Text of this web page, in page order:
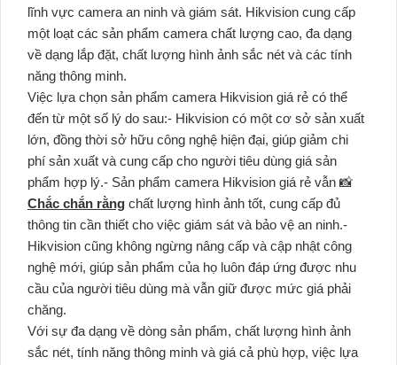
lĩnh vực camera an ninh và giám sát. Hikvision cung cấp
một loạt các sản phẩm camera chất lượng cao, đa dạng
về dạng lắp đặt, chất lượng hình ảnh sắc nét và các tính
năng thông minh.
Việc lựa chọn sản phẩm camera Hikvision giá rẻ có thể
đến từ một số lý do sau:- Hikvision có một cơ sở sản xuất
lớn, đồng thời sở hữu công nghệ hiện đại, giúp giảm chi
phí sản xuất và cung cấp cho người tiêu dùng giá sản
phẩm hợp lý.- Sản phẩm camera Hikvision giá rẻ vẫn 📸
Chắc chắn rằng chất lượng hình ảnh tốt, cung cấp đủ
thông tin cần thiết cho việc giám sát và bảo vệ an ninh.-
Hikvision cũng không ngừng nâng cấp và cập nhật công
nghệ mới, giúp sản phẩm của họ luôn đáp ứng được nhu
cầu của người tiêu dùng mà vẫn giữ được mức giá phải
chăng.
Với sự đa dạng về dòng sản phẩm, chất lượng hình ảnh
sắc nét, tính năng thông minh và giá cả phù hợp, việc lựa